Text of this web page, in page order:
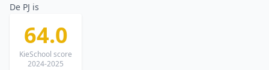
De PJ is
64.0
KieSchool score
2024-2025